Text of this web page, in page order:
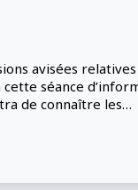
avisées relatives
cette séance
de connaître les